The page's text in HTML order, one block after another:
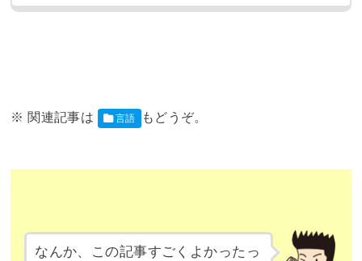
言語
なんか、この記事すごくよかったっ